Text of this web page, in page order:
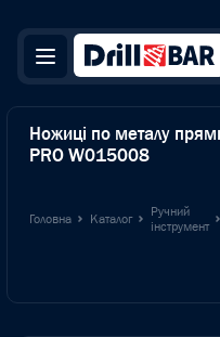
Ножиці по металу
PRO W015008
Головна Каталог
Ручний
інструмент